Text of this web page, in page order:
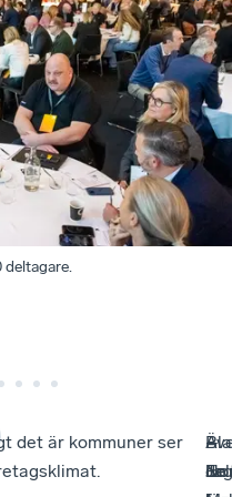
deltagare.
det är kommuner ser
–
En
–
Jag